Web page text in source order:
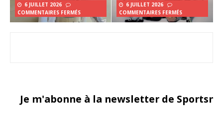
6 JUILLET 2026
COMMENTAIRES FERMÉS
6 JUILLET 2026
COMMENTAIRES FERMÉS
Je m'abonne à la newsletter de